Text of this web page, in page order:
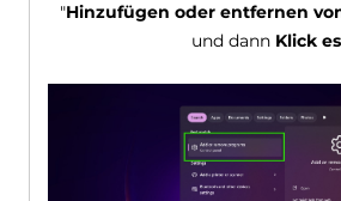
"Hinzufügen oder entfernen
und dann Klick es